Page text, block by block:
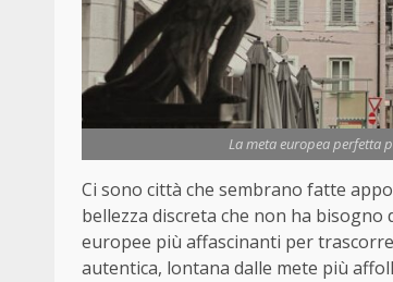
La meta europea perfetta
Ci sono città che sembrano fatte
bellezza discreta che non ha bisogno
europee più affascinanti per
autentica, lontana dalle mete più